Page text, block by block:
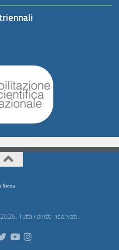
Tutti i diritti riservati.